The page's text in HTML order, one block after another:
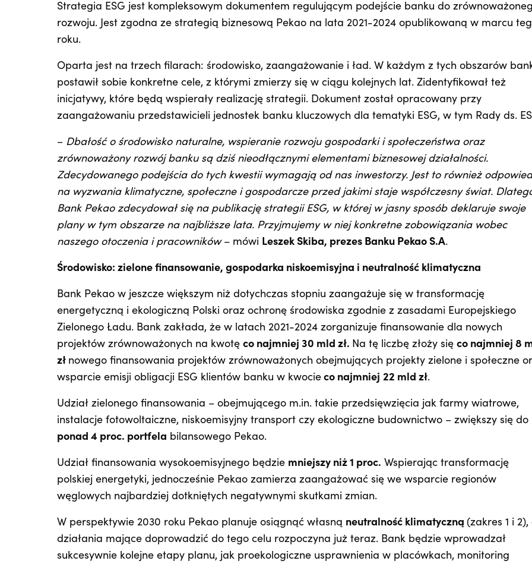
Strategia ESG jest kompleksowym dokumentem regulującym podejście banku do
rozwoju. Jest zgodna ze strategią biznesową Pekao na lata 2021-2024 opublikowaną w marcu
roku.
Oparta jest na trzech filarach: środowisko, zaangażowanie i ład. W każdym z tych obszarów
postawił sobie konkretne cele, z którymi zmierzy się w ciągu kolejnych lat. Zidentyfikował też
inicjatywy, które będą wspierały realizację strategii. Dokument został opracowany przy
zaangażowaniu przedstawicieli jednostek banku kluczowych dla tematyki ESG, w tym Rady ds.
– Dbałość o środowisko naturalne, wspieranie rozwoju gospodarki i społeczeństwa oraz
zrównoważony rozwój banku są dziś nieodłącznymi elementami biznesowej działalności.
Zdecydowanego podejścia do tych kwestii wymagają od nas inwestorzy. Jest to również
na wyzwania klimatyczne, społeczne i gospodarcze przed jakimi staje współczesny świat.
Bank Pekao zdecydował się na publikację strategii ESG, w której w jasny sposób deklaruje swoje
plany w tym obszarze na najbliższe lata. Przyjmujemy w niej konkretne zobowiązania wobec
naszego otoczenia i pracowników– mówi Leszek Skiba, prezes Banku Pekao S.A.
Środowisko: zielone finansowanie, gospodarka niskoemisyjna i neutralność klimatyczna
Bank Pekao w jeszcze większym niż dotychczas stopniu zaangażuje się w transformację
energetyczną i ekologiczną Polski oraz ochronę środowiska zgodnie z zasadami Europejskiego
Zielonego Ładu. Bank zakłada, że w latach 2021-2024 zorganizuje finansowanie dla nowych
projektów zrównoważonych na kwotę co najmniej 30 mld zł. Na tę liczbę złoży się co najmniej 8
zł nowego finansowania projektów zrównoważonych obejmujących projekty zielone i społeczne
wsparcie emisji obligacji ESG klientów banku w kwocie co najmniej 22 mld zł.
Udział zielonego finansowania – obejmującego m.in. takie przedsięwzięcia jak farmy wiatrowe,
instalacje fotowoltaiczne, niskoemisyjny transport czy ekologiczne budownictwo – zwiększy się do
ponad 4 proc. portfela bilansowego Pekao.
Udział finansowania wysokoemisyjnego będzie mniejszy niż 1 proc. Wspierając transformację
polskiej energetyki, jednocześnie Pekao zamierza zaangażować się we wsparcie regionów
węglowych najbardziej dotkniętych negatywnymi skutkami zmian.
W perspektywie 2030 roku Pekao planuje osiągnąć własną neutralność klimatyczną (zakres 1 i 2),
działania mające doprowadzić do tego celu rozpoczyna już teraz. Bank będzie wprowadzał
sukcesywnie kolejne etapy planu, jak proekologiczne usprawnienia w placówkach, monitoring